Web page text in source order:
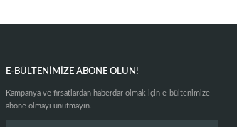
E-BÜLTENIMIZE ABONE OLUN!
Kampanya ve fırsatlardan haberdar olmak için e-bültenimize
abone olmayı unutmayın.